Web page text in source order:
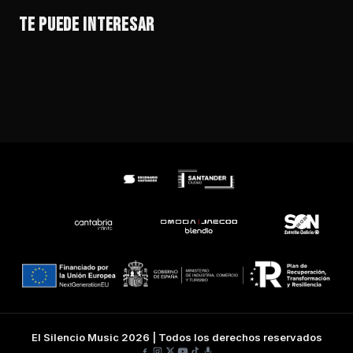
TE PUEDE INTERESAR
VERANO MIX IBIZA SOUND POR DISCO FLASH
SANTUARIO
STONE FOUNDATION
EL RODEO – FESTIVAL DE AMERICANA
El Silencio Music 2026 | Todos los derechos reservados